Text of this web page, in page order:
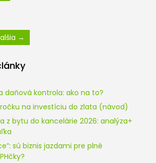
→
daňová kontrola: ako na to?
na investíciu do zlata (návod)
z bytu do kancelárie 2026: analýza+
sú biznis jazdami pre plné